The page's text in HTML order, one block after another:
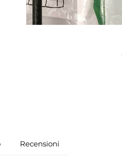
Recensioni